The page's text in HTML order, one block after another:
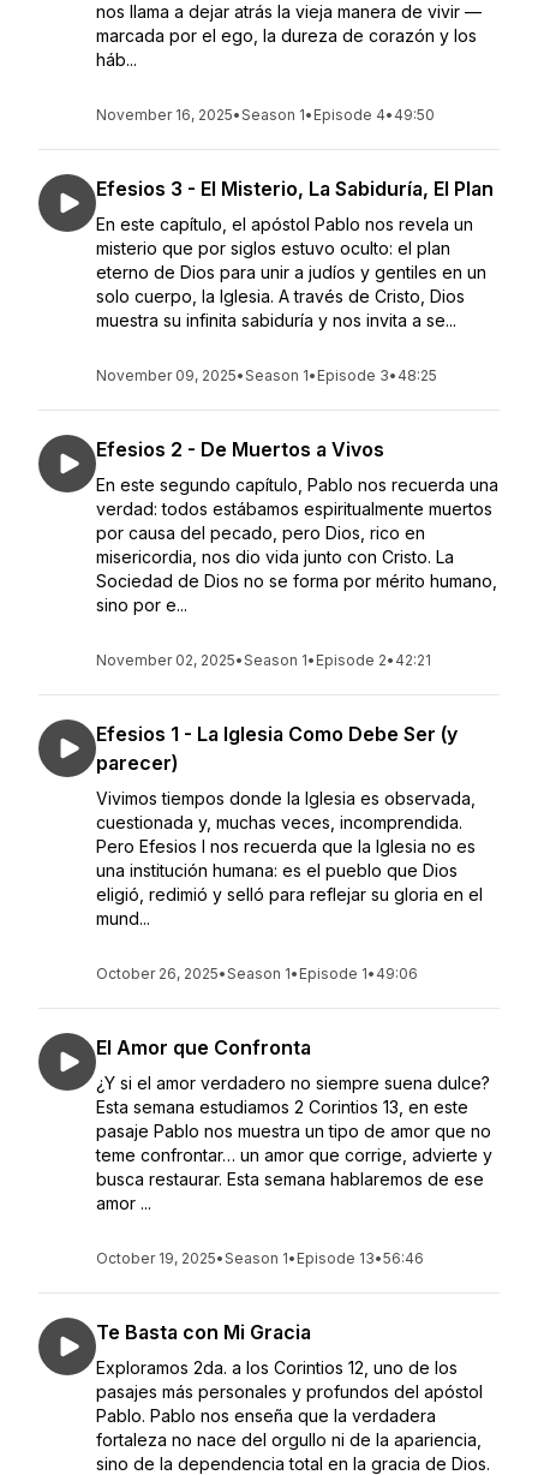
nos llama a dejar atrás la vieja manera de vivir —
marcada por el ego, la dureza de corazón y los
háb...
November 16, 2025•Season 1• Episode 4• 49:50
Efesios 3 - El Misterio, La Sabiduría, El Plan
En este capítulo, el apóstol Pablo nos revela un
misterio que por siglos estuvo oculto: el plan
eterno de Dios para unir a judíos y gentiles en un
solo cuerpo, la Iglesia. A través de Cristo, Dios
muestra su infinita sabiduría y nos invita a se...
November 09, 2025•Season 1• Episode 3• 48:25
Efesios 2 - De Muertos a Vivos
En este segundo capítulo, Pablo nos recuerda una
verdad: todos estábamos espiritualmente muertos
por causa del pecado, pero Dios, rico en
misericordia, nos dio vida junto con Cristo. La
Sociedad de Dios no se forma por mérito humano,
sino por e...
November 02, 2025•Season 1• Episode 2• 42:21
Efesios 1 - La Iglesia Como Debe Ser (y
parecer)
Vivimos tiempos donde la Iglesia es observada,
cuestionada y, muchas veces, incomprendida.
Pero Efesios I nos recuerda que la Iglesia no es
una institución humana: es el pueblo que Dios
eligió, redimió y selló para reflejar su gloria en el
mund...
October 26, 2025•Season 1• Episode 1• 49:06
El Amor que Confronta
¿Y si el amor verdadero no siempre suena dulce?
Esta semana estudiamos 2 Corintios 13, en este
pasaje Pablo nos muestra un tipo de amor que no
teme confrontar… un amor que corrige, advierte y
busca restaurar. Esta semana hablaremos de ese
amor ...
October 19, 2025•Season 1• Episode 13•56:46
Te Basta con Mi Gracia
Exploramos 2da. a los Corintios 12, uno de los
pasajes más personales y profundos del apóstol
Pablo. Pablo nos enseña que la verdadera
fortaleza no nace del orgullo ni de la apariencia,
sino de la dependencia total en la gracia de Dios.